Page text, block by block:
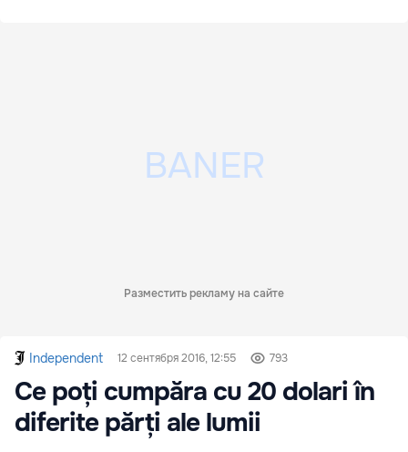
Разместить рекламу на сайте
Independent 12 сентября 2016, 12:55 793
Ce poți cumpăra cu 20 dolari în
diferite părți ale lumii